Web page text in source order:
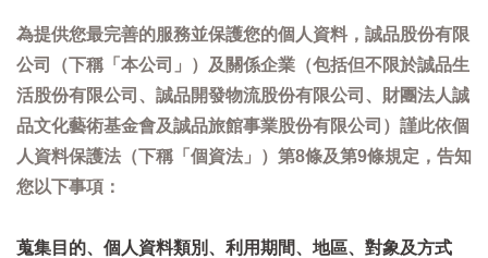
為提供您最完善的服務並保護您的個人資料，誠品股份有限
公司（下稱「本公司」）及關係企業（包括但不限於誠品生
活股份有限公司、誠品開發物流股份有限公司、財團法人誠
品文化藝術基金會及誠品旅館事業股份有限公司）謹此依個
人資料保護法（下稱「個資法」）第8條及第9條規定，告知
您以下事項：
蒐集目的、個人資料類別、利用期間、地區、對象及方式